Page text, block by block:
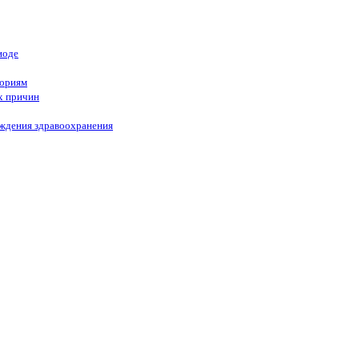
причин
здравоохранения